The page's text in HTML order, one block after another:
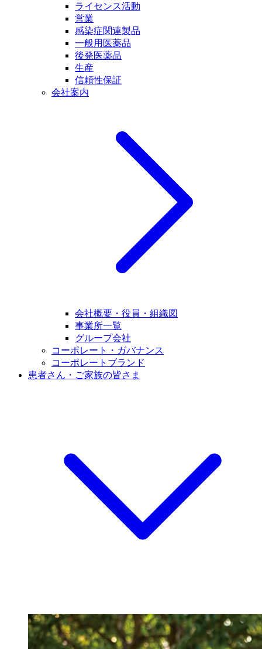
ライセンス活動
営業
感染症関連製品
一般用医薬品
後発医薬品
生産
信頼性保証
会社案内
会社概要・役員・組織図
事業所一覧
グループ会社
コーポレート・ガバナンス
コーポレートブランド
患者さん・ご家族の皆さま